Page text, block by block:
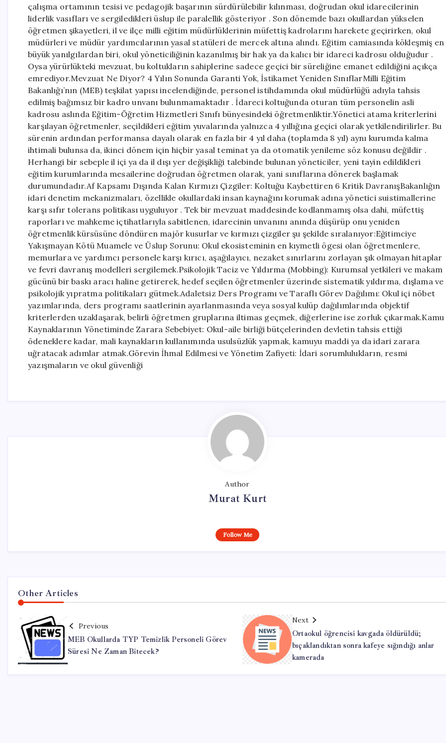
çalışma ortamının tesisi ve pedagojik başarının sürdürülebilir kılınması, doğrudan okul idarecilerinin
liderlik vasıfları ve sergiledikleri üslup ile paralellik gösteriyor . Son dönemde bazı okullardan yükselen
öğretmen şikayetleri, il ve ilçe milli eğitim müdürlüklerinin müfettiş kadrolarını harekete geçirirken, okul
müdürleri ve müdür yardımcılarının yasal statüleri de mercek altına alındı. Eğitim camiasında kökleşmiş en
büyük yanılgılardan biri, okul yöneticiliğinin kazanılmış bir hak ya da kalıcı bir idareci kadrosu olduğudur .
Oysa yürürlükteki mevzuat, bu koltukların sahiplerine sadece geçici bir süreliğine emanet edildiğini açıkça
emrediyor.Mevzuat Ne Diyor? 4 Yılın Sonunda Garanti Yok, İstikamet Yeniden SınıflarMilli Eğitim
Bakanlığı’nın (MEB) teşkilat yapısı incelendiğinde, personel istihdamında okul müdürlüğü adıyla tahsis
edilmiş bağımsız bir kadro unvanı bulunmamaktadır . İdareci koltuğunda oturan tüm personelin asli
kadrosu aslında Eğitim-Öğretim Hizmetleri Sınıfı bünyesindeki öğretmenliktir.Yönetici atama kriterlerini
karşılayan öğretmenler, seçildikleri eğitim yuvalarında yalnızca 4 yıllığına geçici olarak yetkilendirilirler. Bu
sürenin ardından performansa dayalı olarak en fazla bir 4 yıl daha (toplamda 8 yıl) aynı kurumda kalma
ihtimali bulunsa da, ikinci dönem için hiçbir yasal teminat ya da otomatik yenileme söz konusu değildir .
Herhangi bir sebeple il içi ya da il dışı yer değişikliği talebinde bulunan yöneticiler, yeni tayin edildikleri
eğitim kurumlarında mesailerine doğrudan öğretmen olarak, yani sınıflarına dönerek başlamak
durumundadır.Af Kapsamı Dışında Kalan Kırmızı Çizgiler: Koltuğu Kaybettiren 6 Kritik DavranışBakanlığın
idari denetim mekanizmaları, özellikle okullardaki insan kaynağını korumak adına yönetici suistimallerine
karşı sıfır tolerans politikası uyguluyor . Tek bir mevzuat maddesinde kodlanmamış olsa dahi, müfettiş
raporları ve mahkeme içtihatlarıyla sabitlenen, idarecinin unvanını anında düşürüp onu yeniden
öğretmenlik kürsüsüne döndüren majör kusurlar ve kırmızı çizgiler şu şekilde sıralanıyor:Eğitimciye
Yakışmayan Kötü Muamele ve Üslup Sorunu: Okul ekosisteminin en kıymetli ögesi olan öğretmenlere,
memurlara ve yardımcı personele karşı kırıcı, aşağılayıcı, nezaket sınırlarını zorlayan şık olmayan hitaplar
ve fevri davranış modelleri sergilemek.Psikolojik Taciz ve Yıldırma (Mobbing): Kurumsal yetkileri ve makam
gücünü bir baskı aracı haline getirerek, hedef seçilen öğretmenler üzerinde sistematik yıldırma, dışlama ve
psikolojik yıpratma politikaları gütmek.Adaletsiz Ders Programı ve Taraflı Görev Dağılımı: Okul içi nöbet
yazımlarında, ders programı saatlerinin ayarlanmasında veya sosyal kulüp dağılımlarında objektif
kriterlerden uzaklaşarak, belirli öğretmen gruplarına iltimas geçmek, diğerlerine ise zorluk çıkarmak.Kamu
Kaynaklarının Yönetiminde Zarara Sebebiyet: Okul-aile birliği bütçelerinden devletin tahsis ettiği
ödeneklere kadar, mali kaynakların kullanımında usulsüzlük yapmak, kamuyu maddi ya da idari zarara
uğratacak adımlar atmak.Görevin İhmal Edilmesi ve Yönetim Zafiyeti: İdari sorumlulukların, resmi
yazışmaların ve okul güvenliği
Author
Murat Kurt
Follow Me
Other Articles
Previous
MEB Okullarda TYP Temizlik Personeli Görev
Süresi Ne Zaman Bitecek?
Next
Ortaokul öğrencisi kavgada öldürüldü;
bıçaklandıktan sonra kafeye sığındığı anlar
kamerada